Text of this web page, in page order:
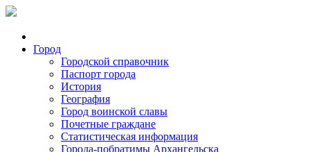
Город
Городской справочник
Паспорт города
История
География
Город воинской славы
Почетные граждане
Статистическая информация
Города-побратимы Архангельска